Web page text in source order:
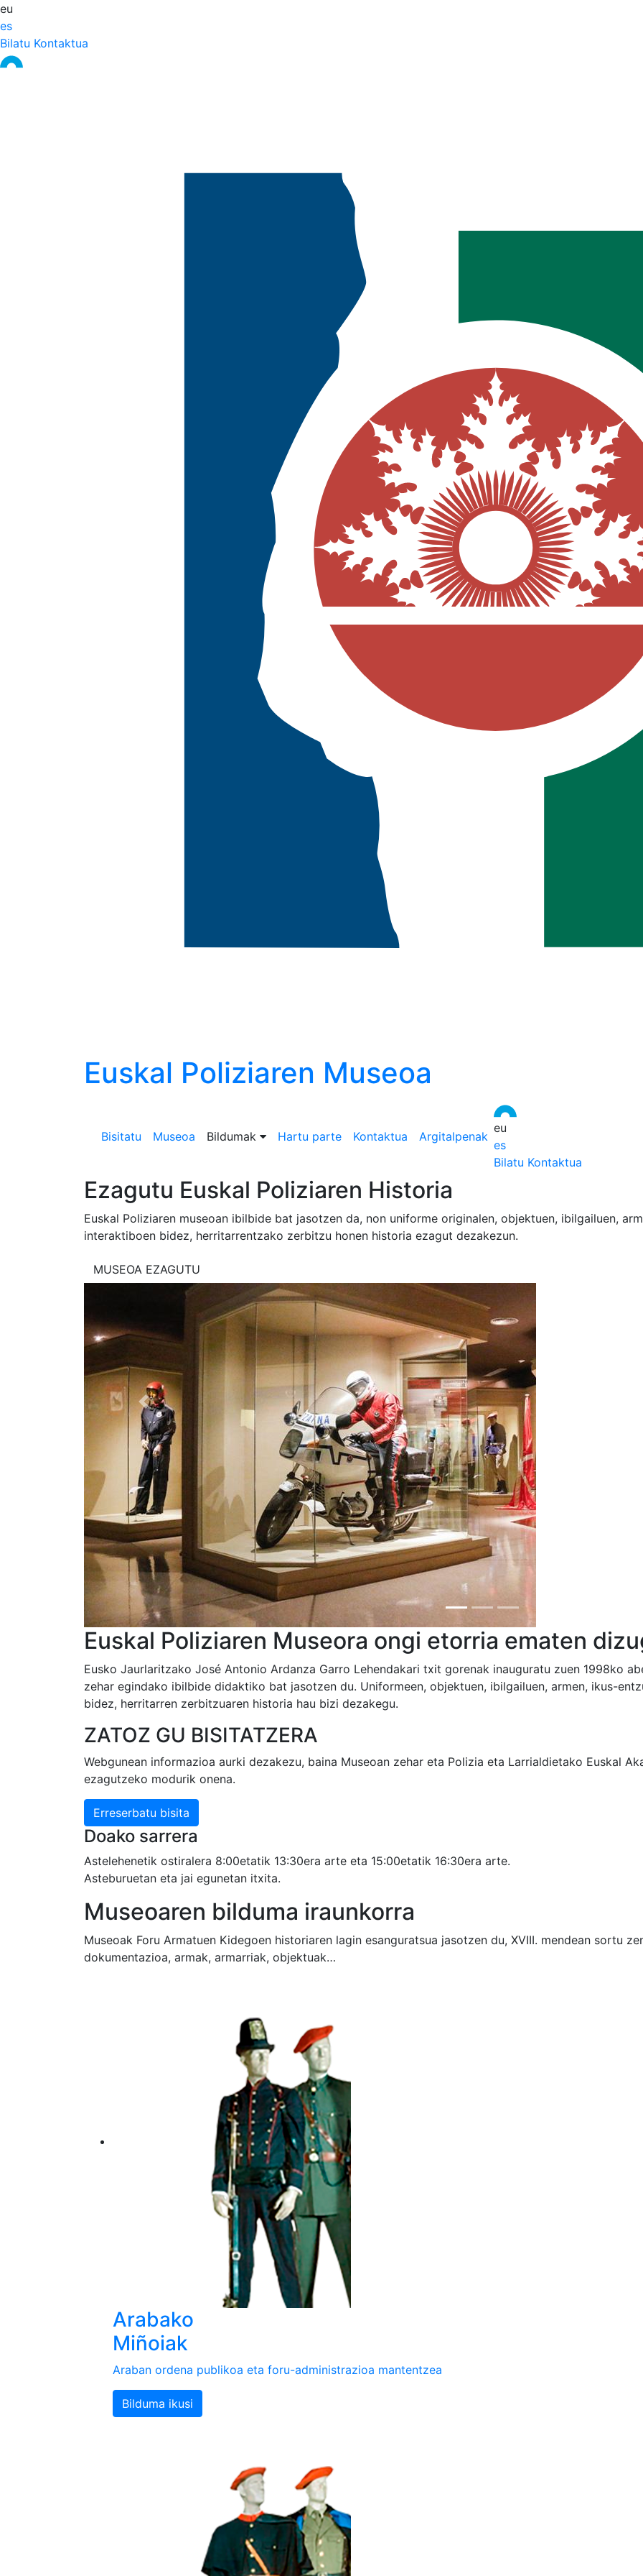
eu
es
Bilatu Kontaktua
Euskal Poliziaren Museoa
Bisitatu Museoa Bildumak Hartu parte Kontaktua Argitalpenak
eu
es
Bilatu Kontaktua
Gu bisitatzeko hitzordua eskatu
Bertatik bertara ezagutzera animatzen zaituztegu Museoa eta Polizia eta Larrialdietako Euskal
gurekin harremanetan zure bisita zehazteko eta planifikatzeko. Sarrera doakoa da.
Bisitatu nahi dut
Previous
Euskal Poliziaren Museora ongi etorria ematen
Eusko Jaurlaritzako José Antonio Ardanza Garro Lehendakari txit gorenak inauguratu zuen 1998ko
zehar egindako ibilbide didaktiko bat jasotzen du. Uniformeen, objektuen, ibilgailuen, armen, ikus-
bidez, herritarren zerbitzuaren historia hau bizi dezakegu.
ZATOZ GU BISITATZERA
Webgunean informazioa aurki dezakezu, baina Museoan zehar eta Polizia eta Larrialdietako Euskal
ezagutzeko modurik onena.
Erreserbatu bisita
Doako sarrera
Astelehenetik ostiralera 8:00etatik 13:30era arte eta 15:00etatik 16:30era arte.
Asteburuetan eta jai egunetan itxita.
Museoaren bilduma iraunkorra
Museoak Foru Armatuen Kidegoen historiaren lagin esanguratsua jasotzen du, XVIII. mendean sortu
dokumentazioa, armak, armarriak, objektuak…
Arabako
Miñoiak
Araban ordena publikoa eta foru-administrazioa mantentzea
Bilduma ikusi